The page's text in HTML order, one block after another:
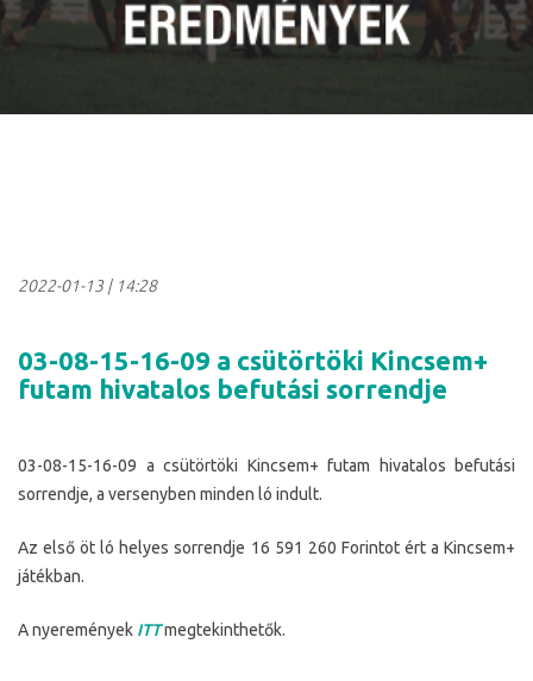
2022-01-13| 14:28
03-08-15-16-09 a csütörtöki Kincsem+
futam hivatalos befutási sorrendje
03-08-15-16-09 a csütörtöki Kincsem+ futam hivatalos befutási
sorrendje, a versenyben minden ló indult.
Az első öt ló helyes sorrendje 16 591 260 Forintot ért a Kincsem+
játékban.
A nyeremények ITTmegtekinthetők.